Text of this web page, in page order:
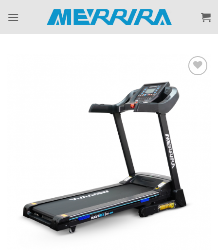
ยัง
Wishlist